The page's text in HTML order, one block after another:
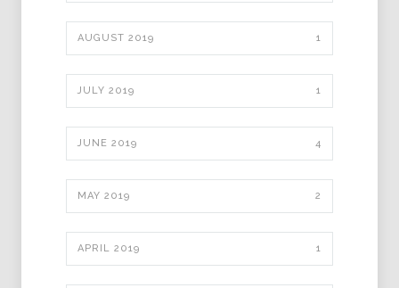
AUGUST 2019 1
JULY 2019 1
JUNE 2019 4
MAY 2019 2
APRIL 2019 1